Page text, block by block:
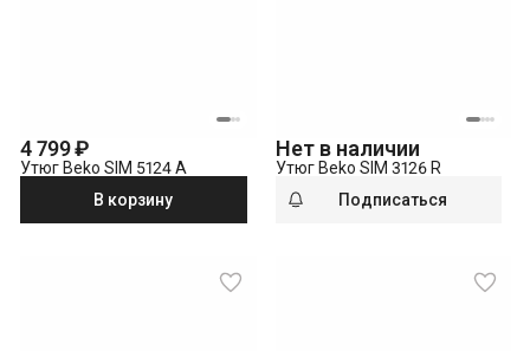
4 799 ₽
Утюг Beko SIM 5124 A
В корзину
Нет в наличии
Утюг Beko SIM 3126 R
Подписаться